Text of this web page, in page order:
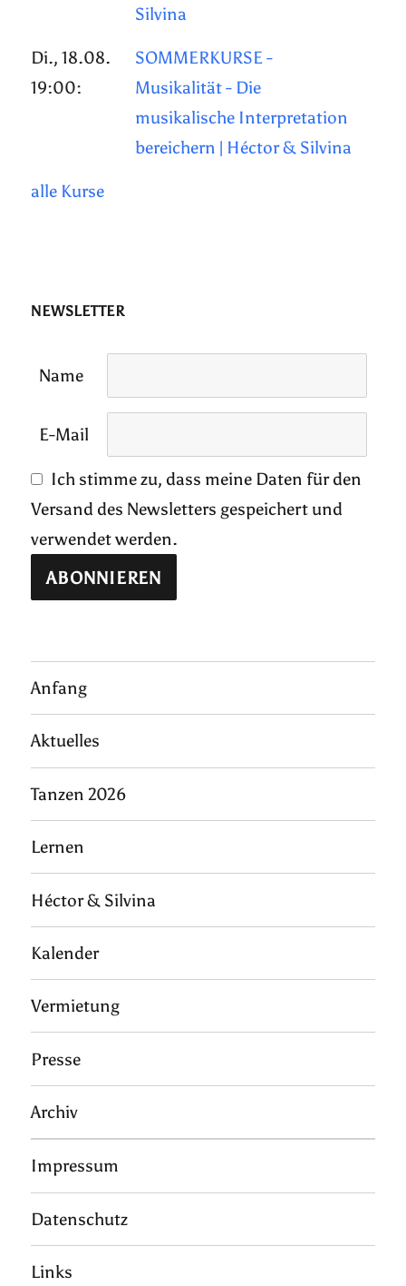
Silvina
Di., 18.08.
19:00:
SOMMERKURSE -
Musikalität - Die
musikalische Interpretation
bereichern | Héctor & Silvina
alle Kurse
NEWSLETTER
Name
E-Mail
Ich stimme zu, dass meine Daten für den
Versand des Newsletters gespeichert und
verwendet werden.
Anfang
Aktuelles
Tanzen 2026
Lernen
Héctor & Silvina
Kalender
Vermietung
Presse
Archiv
Impressum
Datenschutz
Links